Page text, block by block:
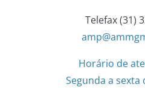
Telefax (31)
Horário de
Segunda a sexta